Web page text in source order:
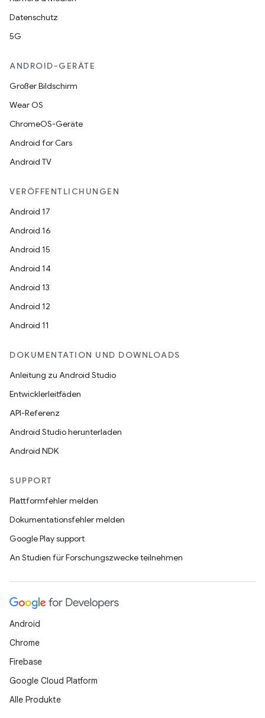
Datenschutz
5G
ANDROID-GERÄTE
Großer Bildschirm
Wear OS
ChromeOS-Geräte
Android for Cars
Android TV
VERÖFFENTLICHUNGEN
Android 17
Android 16
Android 15
Android 14
Android 13
Android 12
Android 11
DOKUMENTATION UND DOWNLOADS
Anleitung zu Android Studio
Entwicklerleitfäden
API-Referenz
Android Studio herunterladen
Android NDK
SUPPORT
Plattformfehler melden
Dokumentationsfehler melden
Google Play support
An Studien für Forschungszwecke teilnehmen
Android
Chrome
Firebase
Google Cloud Platform
Alle Produkte